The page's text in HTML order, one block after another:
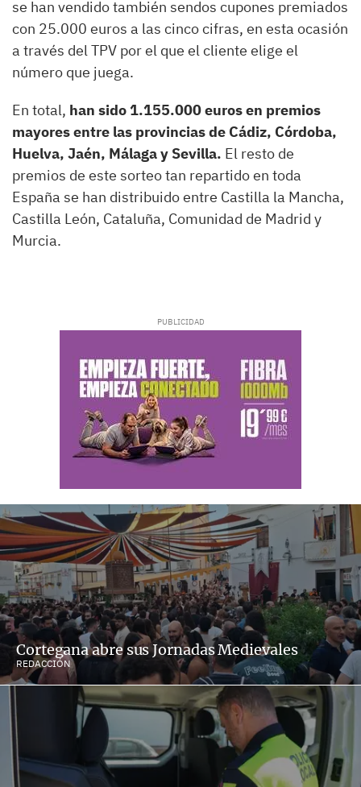
se han vendido también sendos cupones premiados
con 25.000 euros a las cinco cifras, en esta ocasión
a través del TPV por el que el cliente elige el
número que juega.
En total, han sido 1.155.000 euros en premios
mayores entre las provincias de Cádiz, Córdoba,
Huelva, Jaén, Málaga y Sevilla. El resto de
premios de este sorteo tan repartido en toda
España se han distribuido entre Castilla la Mancha,
Castilla León, Cataluña, Comunidad de Madrid y
Murcia.
Cortegana abre sus Jornadas Medievales
REDACCIÓN